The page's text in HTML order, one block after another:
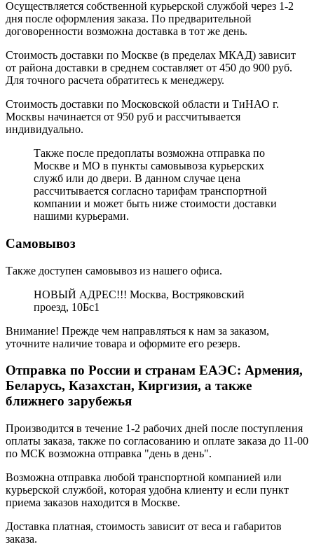
Осуществляется собственной курьерской службой через 1-2
дня после оформления заказа. По предварительной
договоренности возможна доставка в тот же день.
Стоимость доставки по Москве (в пределах МКАД) зависит
от района доставки в среднем составляет от 450 до 900 руб.
Для точного расчета обратитесь к менеджеру.
Стоимость доставки по Московской области и ТиНАО г.
Москвы начинается от 950 руб и рассчитывается
индивидуально.
Также после предоплаты возможна отправка по
Москве и МО в пункты самовывоза курьерских
служб или до двери. В данном случае цена
рассчитывается согласно тарифам транспортной
компании и может быть ниже стоимости доставки
нашими курьерами.
Самовывоз
Также доступен самовывоз из нашего офиса.
НОВЫЙ АДРЕС!!! Москва, Востряковский
проезд, 10Бс1
Внимание! Прежде чем направляться к нам за заказом,
уточните наличие товара и оформите его резерв.
Отправка по России и странам ЕАЭС: Армения,
Беларусь, Казахстан, Киргизия, а также
ближнего зарубежья
Производится в течение 1-2 рабочих дней после поступления
оплаты заказа, также по согласованию и оплате заказа до 11-00
по МСК возможна отправка "день в день".
Возможна отправка любой транспортной компанией или
курьерской службой, которая удобна клиенту и если пункт
приема заказов находится в Москве.
Доставка платная, стоимость зависит от веса и габаритов
заказа.